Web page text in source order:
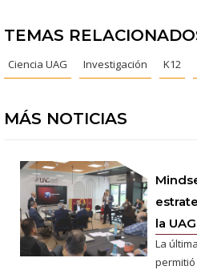
TEMAS
Ciencia UAG Investigación K12
MÁS NOTICIAS
la UAG
La